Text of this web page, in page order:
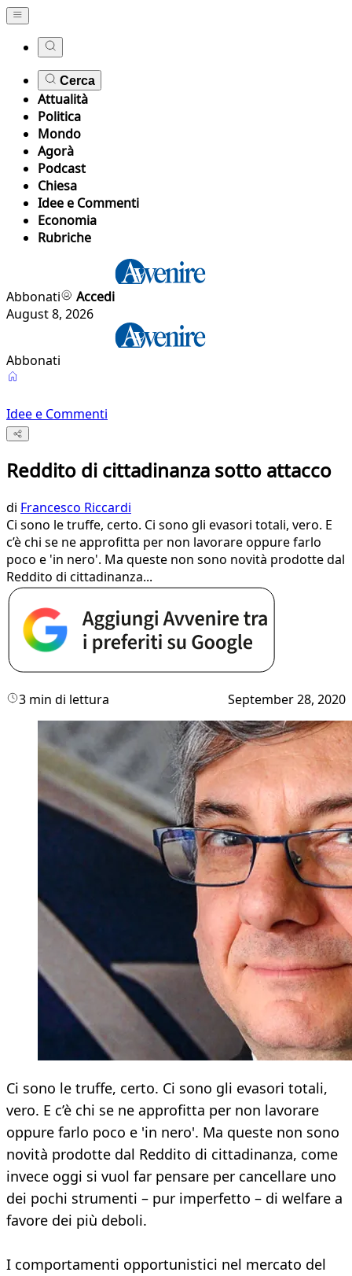
Cerca
Attualità
Politica
Mondo
Agorà
Podcast
Chiesa
Idee e Commenti
Economia
Rubriche
Abbonati
Accedi
August 8, 2026
Abbonati
Idee e Commenti
Reddito di cittadinanza sotto attacco
di Francesco Riccardi
Ci sono le truffe, certo. Ci sono gli evasori totali, vero. E
c’è chi se ne approfitta per non lavorare oppure farlo
poco e 'in nero'. Ma queste non sono novità prodotte dal
Reddito di cittadinanza...
3 min di lettura September 28, 2020
Ci sono le truffe, certo. Ci sono gli evasori totali,
vero. E c’è chi se ne approfitta per non lavorare
oppure farlo poco e 'in nero'. Ma queste non sono
novità prodotte dal Reddito di cittadinanza, come
invece oggi si vuol far pensare per cancellare uno
dei pochi strumenti – pur imperfetto – di welfare a
favore dei più deboli.
I comportamenti opportunistici nel mercato del